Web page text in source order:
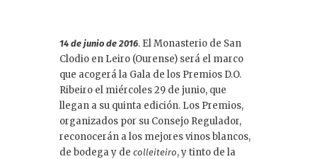
14 de junio de 2016. El Monasterio de San
Clodio en Leiro (Ourense) será el marco
que acogerá la Gala de los Premios D.O.
Ribeiro el miércoles 29 de junio, que
llegan a su quinta edición. Los Premios,
organizados por su Consejo Regulador,
reconocerán a los mejores vinos blancos,
de bodega y de colleiteiro, y tinto de la